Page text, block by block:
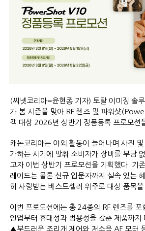
(씨넷코리아=윤현종 기자) 토탈 이미징 솔
가 봄 시즌을 맞아 RF 렌즈 및 파워샷
객 대상 2026년 상반기 정품등록 프로모
캐논코리아는 야외 활동이 늘어나며 사진
가하는 시기에 맞춰 소비자가 장비를 부담
고자 이번 상반기 프로모션을 기획했다. 기
레이드는 물론 신규 입문자까지 실속 있는
히 사랑받는 베스트셀러 위주로 대상 품목
이번 프로모션에는 총 24종의 RF 렌즈를
인업부터 휴대성과 범용성을 갖춘 제품까지
▲부드러운 조리개 제어와 저소음 AF 모터